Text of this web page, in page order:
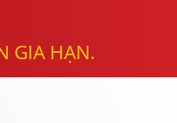
GIA HẠN.